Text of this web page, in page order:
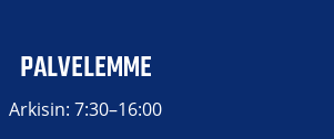
PALVELEMME
Arkisin: 7:30–16:00